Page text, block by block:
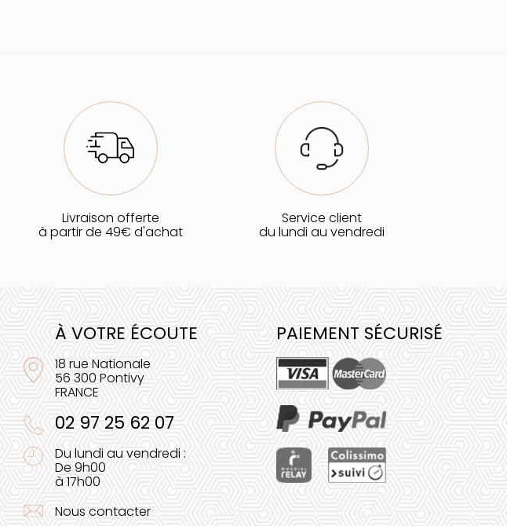
Livraison offerte
à partir de 49€ d'achat
Service client
du lundi au vendredi
À VOTRE ÉCOUTE
18 rue Nationale
56 300 Pontivy
FRANCE
02 97 25 62 07
Du lundi au vendredi :
De 9h00
à 17h00
Nous contacter
PAIEMENT SÉCURISÉ